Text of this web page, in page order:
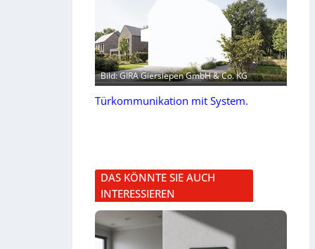
Bild: GIRA Giersiepen GmbH & Co. KG
Türkommunikation mit System.
DAS KÖNNTE SIE AUCH
INTERESSIEREN